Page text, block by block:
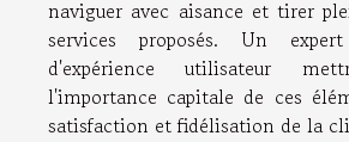
naviguer avec aisance et tirer
services proposés. Un
d'expérience utilisateur
l'importance capitale de ces
satisfaction et fidélisation de la